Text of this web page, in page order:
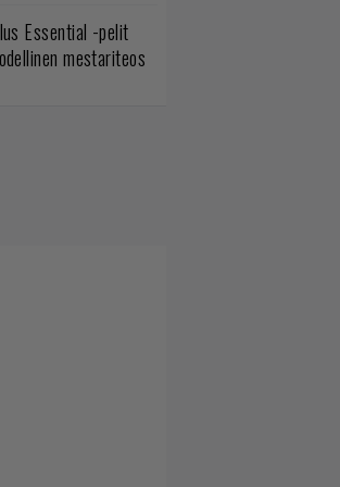
Essential -pelit
mestariteos